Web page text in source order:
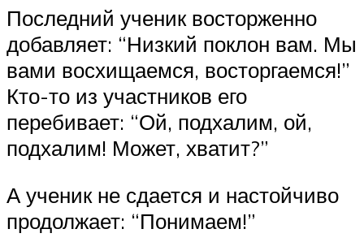
Последний ученик восторженно
добавляет: “Низкий поклон вам. Мы
вами восхищаемся, восторгаемся!”
Кто-то из участников его
перебивает: “Ой, подхалим, ой,
подхалим! Может, хватит?”
А ученик не сдается и настойчиво
продолжает: “Понимаем!”